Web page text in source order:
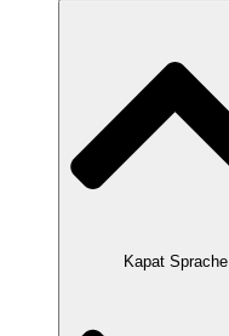
Kapat Sprache